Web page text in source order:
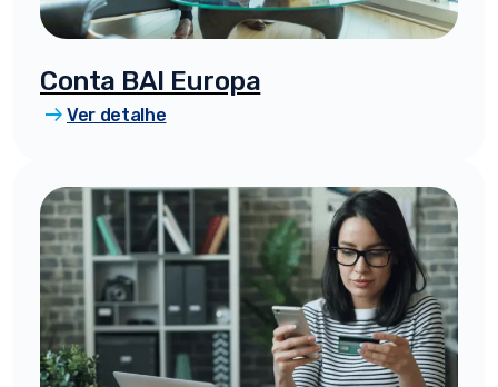
Conta BAI Europa
arrow_right_alt Ver detalhe